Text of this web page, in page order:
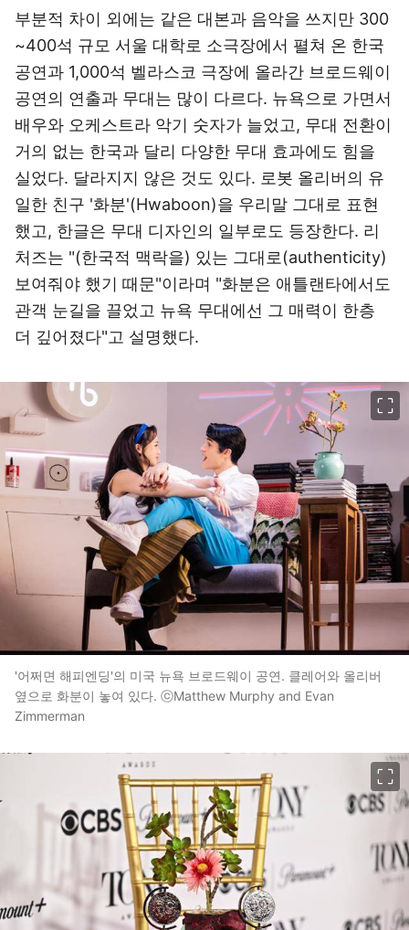
부분적 차이 외에는 같은 대본과 음악을 쓰지만 300
~400석 규모 서울 대학로 소극장에서 펼쳐 온 한국
공연과 1,000석 벨라스코 극장에 올라간 브로드웨이
공연의 연출과 무대는 많이 다르다. 뉴욕으로 가면서
배우와 오케스트라 악기 숫자가 늘었고, 무대 전환이
거의 없는 한국과 달리 다양한 무대 효과에도 힘을
실었다. 달라지지 않은 것도 있다. 로봇 올리버의 유
일한 친구 '화분'(Hwaboon)을 우리말 그대로 표현
했고, 한글은 무대 디자인의 일부로도 등장한다. 리
처즈는 "(한국적 맥락을) 있는 그대로(authenticity)
보여줘야 했기 때문"이라며 "화분은 애틀랜타에서도
관객 눈길을 끌었고 뉴욕 무대에선 그 매력이 한층
더 깊어졌다"고 설명했다.
'어쩌면 해피엔딩'의 미국 뉴욕 브로드웨이 공연. 클레어와 올리버
옆으로 화분이 놓여 있다. ⓒMatthew Murphy and Evan
Zimmerman